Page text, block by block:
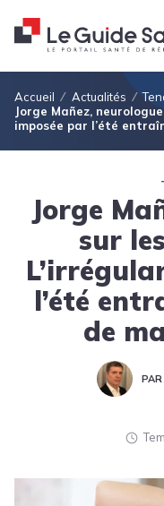
Fil d'Ariane
Accueil Actualités
Jorge Mañez,
imposée par l’été
Jorge
sur
l’été
de